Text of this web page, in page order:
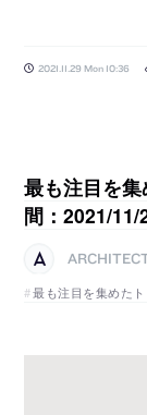
2021.11.29 Mon 10:36
最も注目を
間：2021/11/
最も注目を集めた